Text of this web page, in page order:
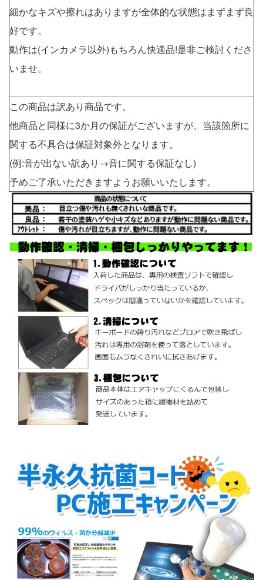
細かなキズや擦れはありますが全体的な状態はまずまず良
好です。
動作は(インカメラ以外)もちろん快適品!是非ご検討くださ
いませ。
この商品は訳あり商品です。
他商品と同様に3か月の保証がございますが、当該箇所に
関する不具合は保証対象外となります。
(例:音が出ない訳あり→音に関する保証なし)
予めご了承いただきますようお願いいたします。